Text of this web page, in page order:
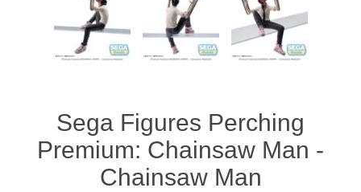
Sega Figures Perching
Premium: Chainsaw Man -
Chainsaw Man